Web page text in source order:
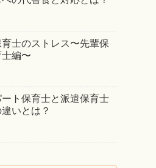
育士のストレス〜先輩保
編〜
ート保育士と派遣保育士
いとは？